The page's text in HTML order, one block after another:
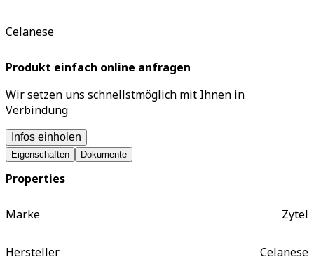
Celanese
Produkt einfach online anfragen
Wir setzen uns schnellstmöglich mit Ihnen in
Verbindung
Infos einholen
Eigenschaften Dokumente
Properties
Marke Zytel
Hersteller Celanese